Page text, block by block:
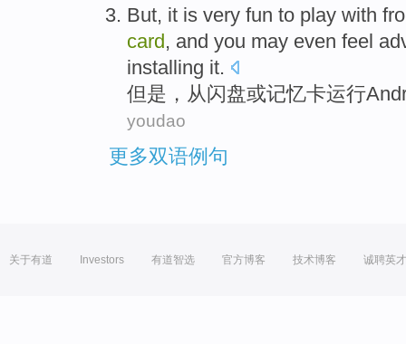
But, it is very fun to play with
card, and you may even feel
installing it.
但是 ， 从闪盘或记忆卡运行
youdao
更多双语例句
关于有道 Investors 有道智选 官方博客 技术博客 诚聘英才